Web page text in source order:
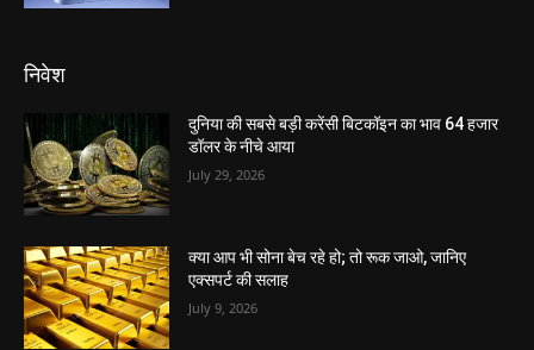
निवेश
दुनिया की सबसे बड़ी करेंसी बिटकॉइन का भाव 64 हजार
डॉलर के नीचे आया
July 29, 2026
क्या आप भी सोना बेच रहे हो; तो रूक जाओ, जानिए
एक्सपर्ट की सलाह
July 9, 2026